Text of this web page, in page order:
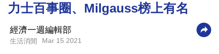
商
業
科
力士百事圈、Milgauss榜上有名
經濟一週編輯部
生活消閒 Mar 15 2021